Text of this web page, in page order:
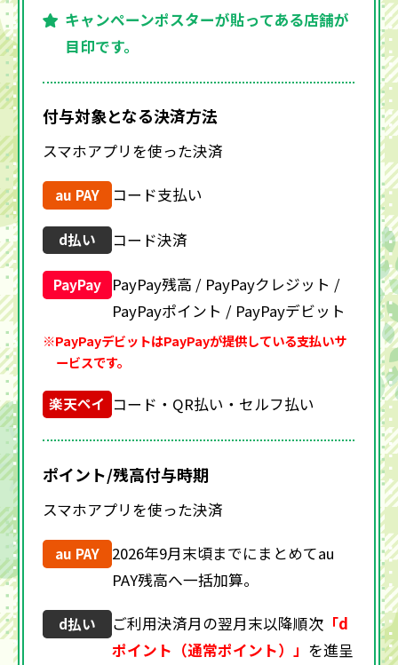
キャンペーンポスターが貼ってある店舗が
目印です。
付与対象となる決済方法
スマホアプリを使った決済
au PAY コード支払い
d払い コード決済
PayPay
PayPay残高 / PayPayクレジット /
PayPayポイント / PayPayデビット
※PayPayデビットはPayPayが提供している支払いサ
ービスです。
楽天ペイ コード・QR払い・セルフ払い
ポイント/残高付与時期
スマホアプリを使った決済
au PAY
2026年9月末頃までにまとめてau
PAY残高へ一括加算。
d払い ご利用決済月の翌月末以降順次「d
ポイント（通常ポイント）」 を進呈